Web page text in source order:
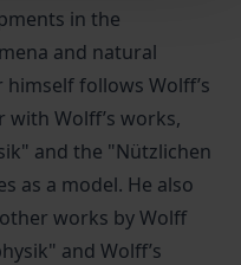
in the
and natural
follows Wolff’s
with Wolff’s works,
and the "Nützlichen
as a model. He also
works by Wolff
and Wolff’s